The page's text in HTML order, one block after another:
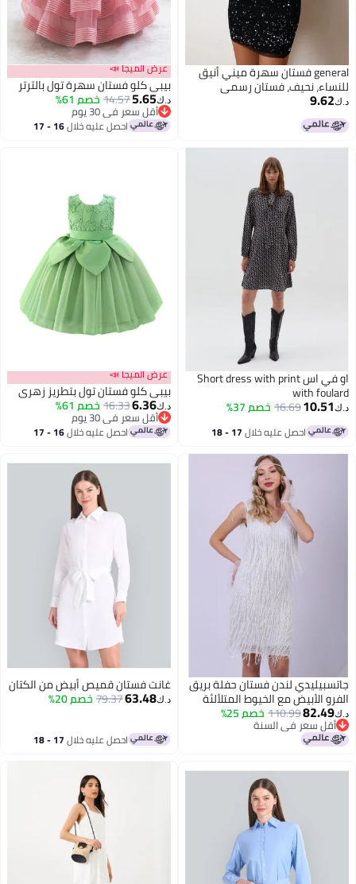
general فستان سهرة ميني أنيق
للنساء، نحيف، فستان رسمي
للمناسبات، شبكة، أكمام طويلة،
فستان بروج ملفوف
د.ك‏9.62
عرض الميجا 📣
بيبي كلو فستان سهرة تول بالترتر
د.ك‏5.65
14.57خصم 61%
أقل سعر في 30 يوم
أقل سعر في 30 يوماحصل عليه خلال 16 - 17
او في اس Short dress with print
with foulard
د.ك‏10.51
16.69خصم 37%
احصل عليه خلال 17 - 18
عرض الميجا 📣
بيبي كلو فستان تول بتطريز زهري
د.ك‏6.36
16.33خصم 61%
أقل سعر في 30 يوم
أقل سعر في 30 يوماحصل عليه خلال 16 - 17
جاتسبيليدي لندن فستان حفلة بريق
الفرو الأبيض مع الخيوط المتلألئة
د.ك‏82.49
110.99خصم 25%
أقل سعر في السنة
أقل سعر في السنة
غانت فستان قميص أبيض من الكتان
د.ك‏63.48
79.37خصم 20%
احصل عليه خلال 17 - 18